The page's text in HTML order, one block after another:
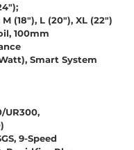
M (18"), L (20"), XL (22")
100mm
Smart System
UR300,
9-Speed